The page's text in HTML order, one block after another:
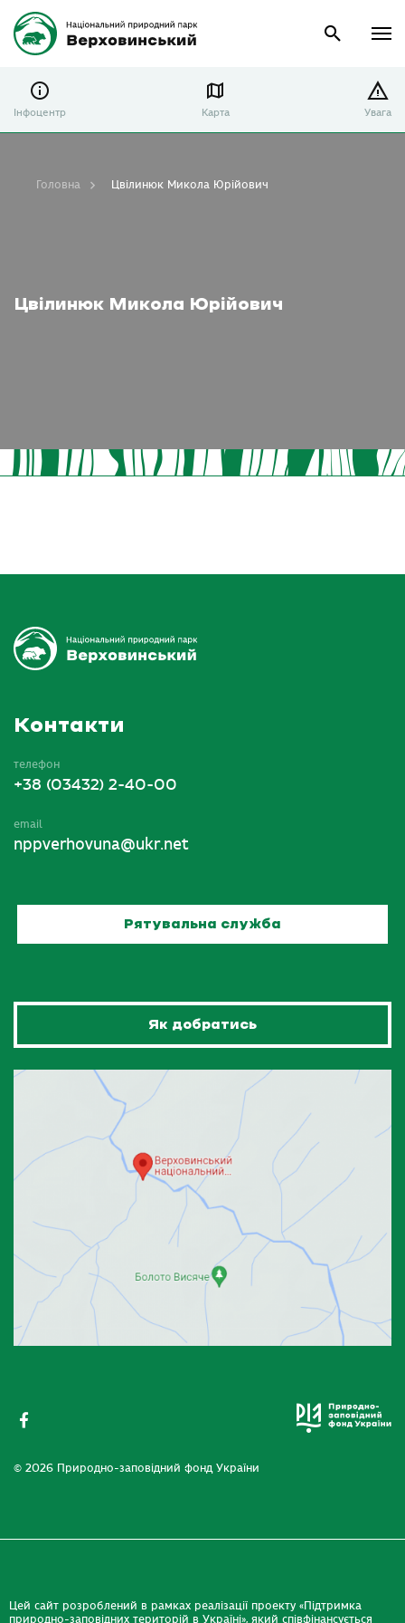
Інфоцентр Карта Увага
Цвілинюк Микола Юрійович
Головна Цвілинюк Микола Юрійович
Контакти
телефон
+38 (03432) 2-40-00
email
nppverhovuna@ukr.net
Рятувальна служба
Як добратись
© 2026 Природно-заповідний фонд України
Цей сайт розроблений в рамках реалізації проекту «Підтримка
природно-заповідних територій в Україні», який співфінансується